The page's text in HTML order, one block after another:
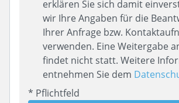
erklären Sie sich damit
wir Ihre Angaben für die
Ihrer Anfrage bzw.
verwenden. Eine Weitergabe
findet nicht statt. Weitere
entnehmen Sie dem
* Pflichtfeld